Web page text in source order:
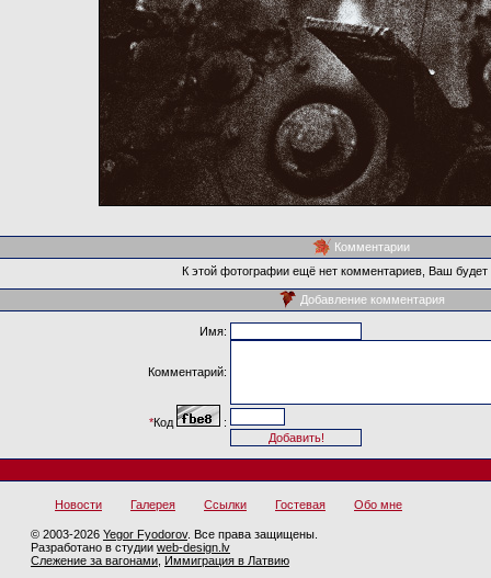
Комментарии
К этой фотографии ещё нет комментариев, Ваш
Добавление комментария
Имя:
Комментарий:
*Код :
Новости Галерея Ссылки Гостевая Обо мне
© 2003-2026 Yegor Fyodorov. Все права защищены.
Разработано в студии web-design.lv
Слежение за вагонами Иммиграция в Латвию